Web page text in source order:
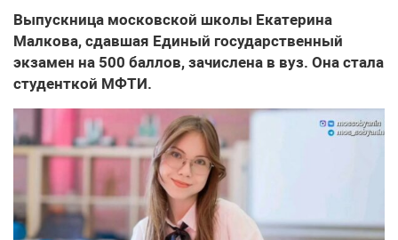
Выпускница московской школы Екатерина
Малкова, сдавшая Единый государственный
экзамен на 500 баллов, зачислена в вуз. Она стала
студенткой МФТИ.